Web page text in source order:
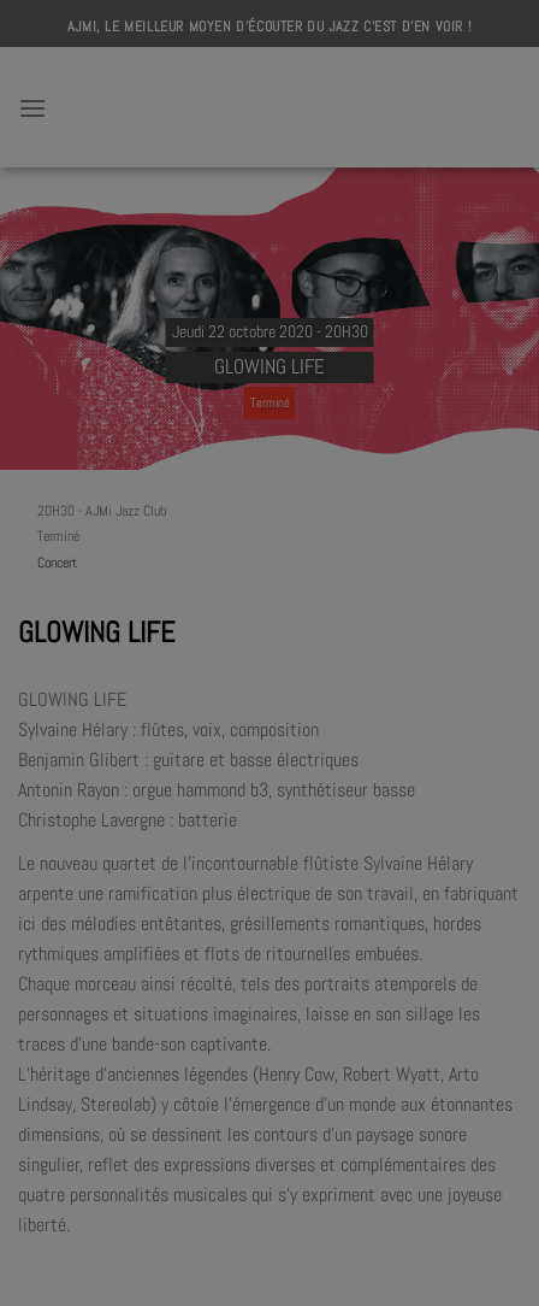
to
AJMI, LE MEILLEUR MOYEN D'ÉCOUTER DU JAZZ C'EST D'EN VOIR !
Jeudi 22 octobre 2020 - 20H30
GLOWING LIFE
Terminé
20H30 - AJMi Jazz Club
Terminé
Concert
GLOWING LIFE
GLOWING LIFE
Sylvaine Hélary : flûtes, voix, composition
Benjamin Glibert : guitare et basse électriques
Antonin Rayon : orgue hammond b3, synthétiseur basse
Christophe Lavergne : batterie
Le nouveau quartet de l’incontournable flûtiste Sylvaine Hélary
arpente une ramification plus électrique de son travail, en fabriquant
ici des mélodies entêtantes, grésillements romantiques, hordes
rythmiques amplifiées et flots de ritournelles embuées.
Chaque morceau ainsi récolté, tels des portraits atemporels de
personnages et situations imaginaires, laisse en son sillage les
traces d’une bande-son captivante.
L’héritage d’anciennes légendes (Henry Cow, Robert Wyatt, Arto
Lindsay, Stereolab) y côtoie l’émergence d’un monde aux étonnantes
dimensions, où se dessinent les contours d’un paysage sonore
singulier, reflet des expressions diverses et complémentaires des
quatre personnalités musicales qui s’y expriment avec une joyeuse
liberté.